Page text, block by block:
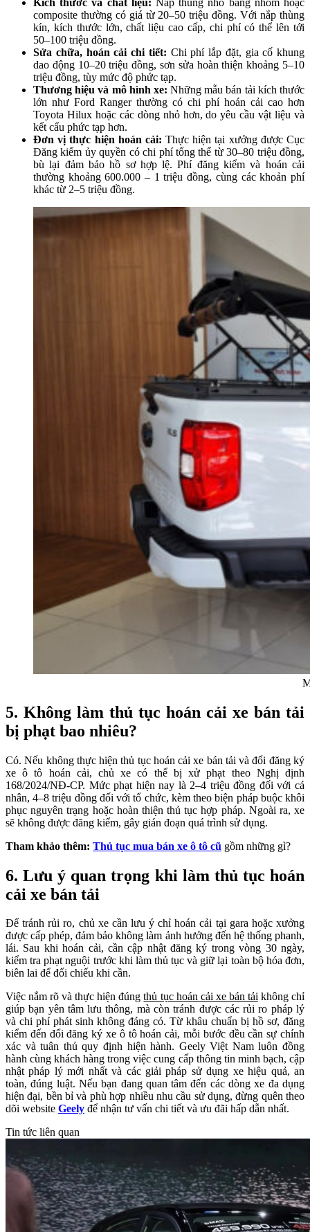
composite thường có giá từ 20–50 triệu đồng. Với nắp thùng
kín, kích thước lớn, chất liệu cao cấp, chi phí có thể lên tới
50–100 triệu đồng.
Sửa chữa, hoán cải chi tiết: Chi phí lắp đặt, gia cố khung
dao động 10–20 triệu đồng, sơn sửa hoàn thiện khoảng 5–10
triệu đồng, tùy mức độ phức tạp.
Thương hiệu và mô hình xe: Những mẫu bán tải kích thước
lớn như Ford Ranger thường có chi phí hoán cải cao hơn
Toyota Hilux hoặc các dòng nhỏ hơn, do yêu cầu vật liệu và
kết cấu phức tạp hơn.
Đơn vị thực hiện hoán cải: Thực hiện tại xưởng được Cục
Đăng kiểm ủy quyền có chi phí tổng thể từ 30–80 triệu đồng,
bù lại đảm bảo hồ sơ hợp lệ. Phí đăng kiểm và hoán cải
thường khoảng 600.000 – 1 triệu đồng, cùng các khoản phí
khác từ 2–5 triệu đồng.
5. Không làm thủ tục hoán cải xe bán tải
bị phạt bao nhiêu?
Có. Nếu không thực hiện thủ tục hoán cải xe bán tải và đổi đăng ký
xe ô tô hoán cải, chủ xe có thể bị xử phạt theo Nghị định
168/2024/NĐ-CP. Mức phạt hiện nay là 2–4 triệu đồng đối với cá
nhân, 4–8 triệu đồng đối với tổ chức, kèm theo biện pháp buộc khôi
phục nguyên trạng hoặc hoàn thiện thủ tục hợp pháp. Ngoài ra, xe
sẽ không được đăng kiểm, gây gián đoạn quá trình sử dụng.
Tham khảo thêm: Thủ tục mua bán xe ô tô cũ gồm những gì?
6.Lưu ý quan trọng khi làm thủ tục hoán
cải xe bán tải
Để tránh rủi ro, chủ xe cần lưu ý chỉ hoán cải tại gara hoặc xưởng
được cấp phép, đảm bảo không làm ảnh hưởng đến hệ thống phanh,
lái. Sau khi hoán cải, cần cập nhật đăng ký trong vòng 30 ngày,
kiểm tra phạt nguội trước khi làm thủ tục và giữ lại toàn bộ hóa đơn,
biên lai để đối chiếu khi cần.
Việc nắm rõ và thực hiện đúngthủ tục hoán cải xe bán tảikhông chỉ
giúp bạn yên tâm lưu thông, mà còn tránh được các rủi ro pháp lý
và chi phí phát sinh không đáng có. Từ khâu chuẩn bị hồ sơ, đăng
kiểm đến đổi đăng ký xe ô tô hoán cải, mỗi bước đều cần sự chính
xác và tuân thủ quy định hiện hành. Geely Việt Nam luôn đồng
hành cùng khách hàng trong việc cung cấp thông tin minh bạch, cập
nhật pháp lý mới nhất và các giải pháp sử dụng xe hiệu quả, an
toàn, đúng luật. Nếu bạn đang quan tâm đến các dòng xe đa dụng
hiện đại, bền bỉ và phù hợp nhiều nhu cầu sử dụng, đừng quên theo
dõi website Geely để nhận tư vấn chi tiết và ưu đãi hấp dẫn nhất.
Tin tức liên quan